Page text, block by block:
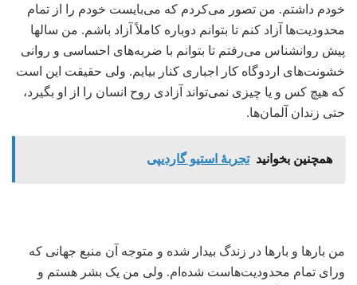
خودم داشتم. من تصور می‌کردم که می‌بایست خودم را از تمام
محدودیت‌ها آزاد کنم تا بتوانم دوباره کاملاً آزاد باشم. من سالها
پیش روانشناس می‌رفتم تا بتوانم با ضربه‌های احساسی و روانی
خشونت‌های اردوگاه کار اجباری کنار بیایم. ولی حقیقت این است
که هیچ کس و یا چیزی نمی‌تواند آزادی روح انسان را از او بگیرد،
حتی زندان آلمان‌ها.
همچنین بخوانید تجربۀ استیو گاردیپی
من بارها و بارها در زندگ بیدار شده و متوجه آن منبع جهانی که
ورای تمام محدودیت‌هاست شده‌ام. ولی من یک بشر هستم و